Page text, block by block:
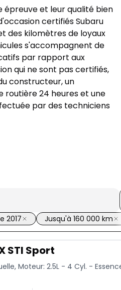
épreuve et leur qualité bien
certifiés Subaru
des kilomètres de loyaux
s'accompagnent de
par rapport aux
qui ne sont pas certifiés,
constructeur, un
routière 24 heures et une
par des techniciens
2017 Jusqu'à 160 000 km
STI Sport
Moteur: 2.5L - 4 Cyl. -